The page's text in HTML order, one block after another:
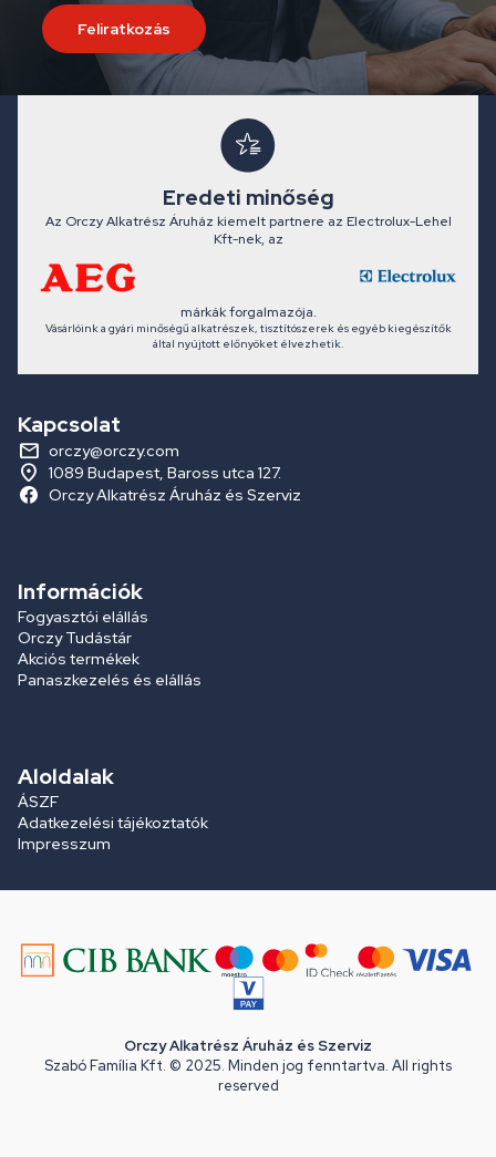
Feliratkozás
Eredeti minőség
Az Orczy Alkatrész Áruház kiemelt partnere az Electrolux-Lehel
Kft-nek, az
márkák forgalmazója.
Vásárlóink a gyári minőségű alkatrészek, tisztítószerek és egyéb kiegészítők
által nyújtott előnyöket élvezhetik.
Kapcsolat
orczy@orczy.com
1089 Budapest, Baross utca 127.
Orczy Alkatrész Áruház és Szerviz
Információk
Fogyasztói elállás
Orczy Tudástár
Akciós termékek
Panaszkezelés és elállás
Aloldalak
ÁSZF
Adatkezelési tájékoztatók
Impresszum
Orczy Alkatrész Áruház és Szerviz
Szabó Família Kft. © 2025. Minden jog fenntartva. All rights
reserved